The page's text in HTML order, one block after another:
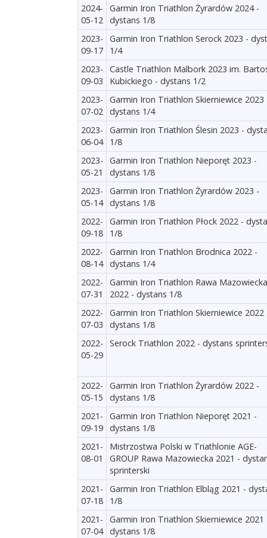
2024-
05-12
Garmin Iron Triathlon Żyrardów 2024 -
dystans 1/8
2023-
09-17
Garmin Iron Triathlon Serock 2023 -
1/4
2023-
09-03
Castle Triathlon Malbork 2023 im.
Kubickiego - dystans 1/2
2023-
07-02
Garmin Iron Triathlon Skierniewice 2023
dystans 1/4
2023-
06-04
Garmin Iron Triathlon Ślesin 2023 -
1/8
2023-
05-21
Garmin Iron Triathlon Nieporęt 2023 -
dystans 1/8
2023-
05-14
Garmin Iron Triathlon Żyrardów 2023 -
dystans 1/8
2022-
09-18
Garmin Iron Triathlon Płock 2022 -
1/8
2022-
08-14
Garmin Iron Triathlon Brodnica 2022 -
dystans 1/4
2022-
07-31
Garmin Iron Triathlon Rawa Mazowiecka
2022 - dystans 1/8
2022-
07-03
Garmin Iron Triathlon Skierniewice 2022
dystans 1/8
2022-
05-29
Serock Triathlon 2022 - dystans
2022-
05-15
Garmin Iron Triathlon Żyrardów 2022 -
dystans 1/8
2021-
09-19
Garmin Iron Triathlon Nieporęt 2021 -
dystans 1/8
2021-
08-01
Mistrzostwa Polski w Triathlonie AGE-
GROUP Rawa Mazowiecka 2021 -
sprinterski
2021-
07-18
Garmin Iron Triathlon Elbląg 2021 -
1/8
2021-
07-04
Garmin Iron Triathlon Skierniewice 2021
dystans 1/8